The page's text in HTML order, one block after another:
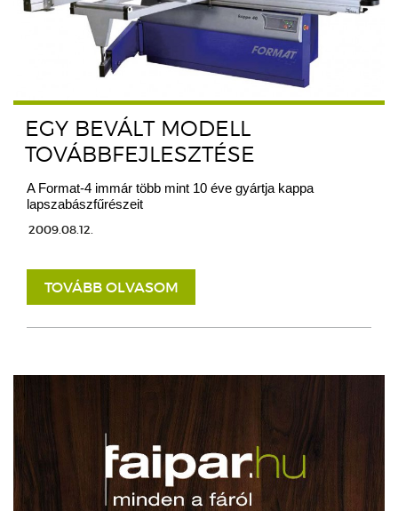
EGY BEVÁLT MODELL
TOVÁBBFEJLESZTÉSE
A Format-4 immár több mint 10 éve gyártja kappa
lapszabászfűrészeit
2009.08.12.
TOVÁBB OLVASOM